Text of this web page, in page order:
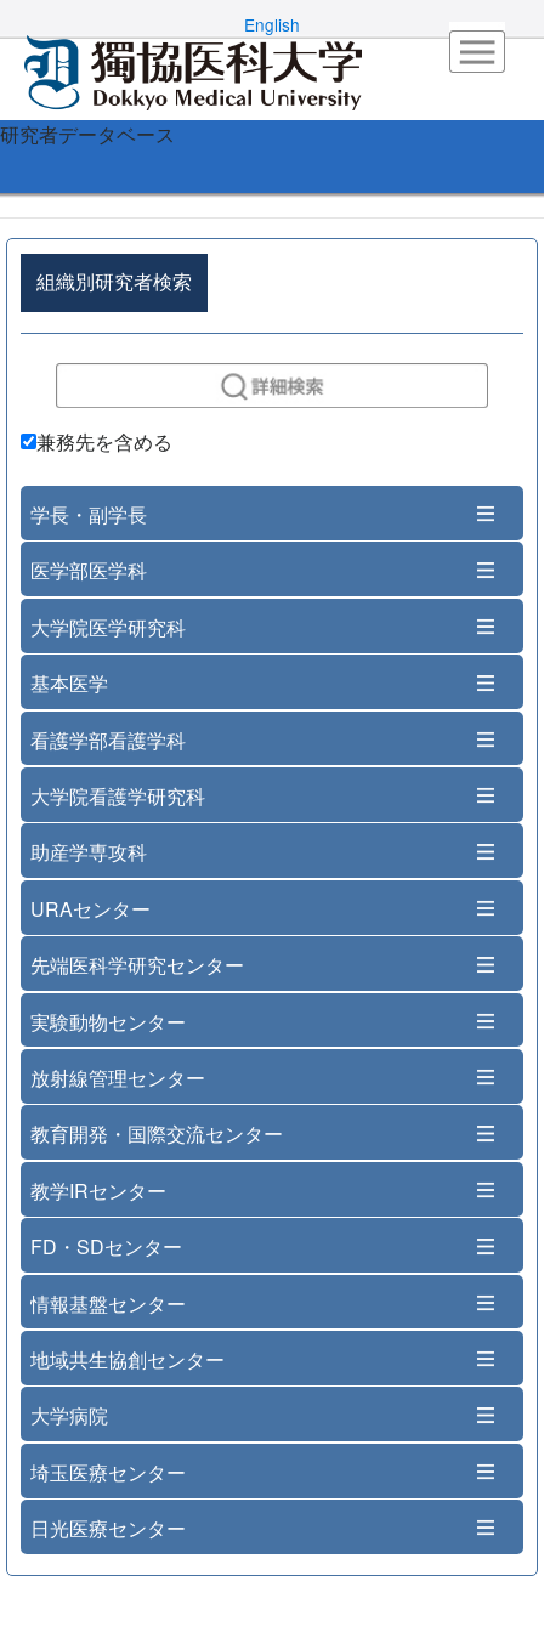
English
研究者データベース
組織別研究者検索
兼務先を含める
学長・副学長
医学部医学科
大学院医学研究科
基本医学
看護学部看護学科
大学院看護学研究科
助産学専攻科
URAセンター
先端医科学研究センター
実験動物センター
放射線管理センター
教育開発・国際交流センター
教学IRセンター
FD・SDセンター
情報基盤センター
地域共生協創センター
大学病院
埼玉医療センター
日光医療センター